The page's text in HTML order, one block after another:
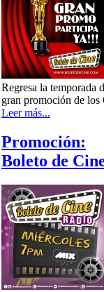
Regresa la temporada
gran promoción de los
Leer más...
Promoción:
Boleto de